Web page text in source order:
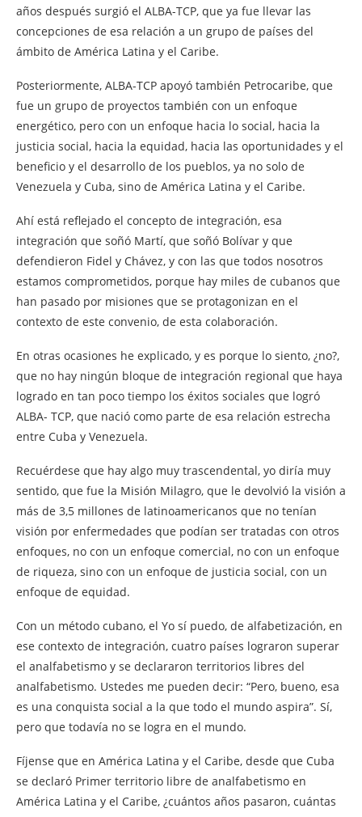
años después surgió el ALBA-TCP, que ya fue llevar las
concepciones de esa relación a un grupo de países del
ámbito de América Latina y el Caribe.
Posteriormente, ALBA-TCP apoyó también Petrocaribe, que
fue un grupo de proyectos también con un enfoque
energético, pero con un enfoque hacia lo social, hacia la
justicia social, hacia la equidad, hacia las oportunidades y el
beneficio y el desarrollo de los pueblos, ya no solo de
Venezuela y Cuba, sino de América Latina y el Caribe.
Ahí está reflejado el concepto de integración, esa
integración que soñó Martí, que soñó Bolívar y que
defendieron Fidel y Chávez, y con las que todos nosotros
estamos comprometidos, porque hay miles de cubanos que
han pasado por misiones que se protagonizan en el
contexto de este convenio, de esta colaboración.
En otras ocasiones he explicado, y es porque lo siento, ¿no?,
que no hay ningún bloque de integración regional que haya
logrado en tan poco tiempo los éxitos sociales que logró
ALBA- TCP, que nació como parte de esa relación estrecha
entre Cuba y Venezuela.
Recuérdese que hay algo muy trascendental, yo diría muy
sentido, que fue la Misión Milagro, que le devolvió la visión a
más de 3,5 millones de latinoamericanos que no tenían
visión por enfermedades que podían ser tratadas con otros
enfoques, no con un enfoque comercial, no con un enfoque
de riqueza, sino con un enfoque de justicia social, con un
enfoque de equidad.
Con un método cubano, el Yo sí puedo, de alfabetización, en
ese contexto de integración, cuatro países lograron superar
el analfabetismo y se declararon territorios libres del
analfabetismo. Ustedes me pueden decir: “Pero, bueno, esa
es una conquista social a la que todo el mundo aspira”. Sí,
pero que todavía no se logra en el mundo.
Fíjense que en América Latina y el Caribe, desde que Cuba
se declaró Primer territorio libre de analfabetismo en
América Latina y el Caribe, ¿cuántos años pasaron, cuántas